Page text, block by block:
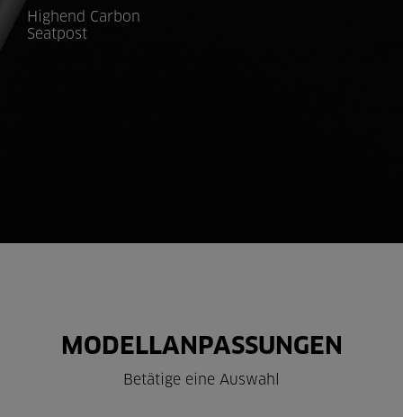
Highend Carbon
Seatpost
MODELLANPASSUNGEN
Betätige eine Auswahl